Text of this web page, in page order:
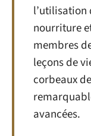
l’utilisation
nourriture
membres
leçons de
corbeaux
avancées.